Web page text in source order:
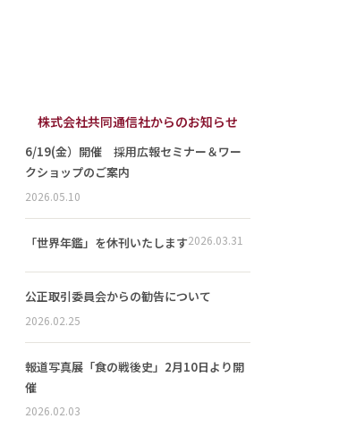
株式会社共同通信社からのお知らせ
6/19(金）開催 採用広報セミナー＆ワー
クショップのご案内
2026.05.10
「世界年鑑」を休刊いたします2026.03.31
公正取引委員会からの勧告について
2026.02.25
報道写真展「食の戦後史」2月10日より開
催
2026.02.03